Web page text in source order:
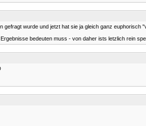
wurde und jetzt hat sie ja gleich ganz euphorisch
bedeuten muss - von daher ists letzlich rein